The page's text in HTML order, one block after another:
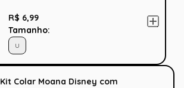
R$ 6,99
Tamanho:
U
Kit Colar Moana Disney com